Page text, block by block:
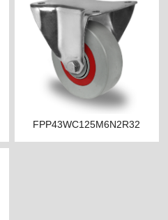
FPP43WC125M6N2R32